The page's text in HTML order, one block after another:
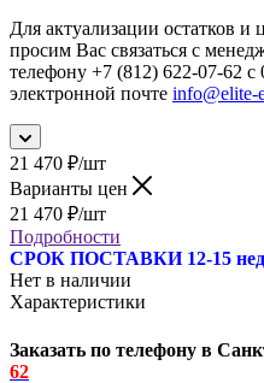
Для актуализации остатков и
просим Вас связаться с
телефону +7 (812) 622-07-62
электронной почте info@elite-
21 470 ₽/шт
Варианты цен
21 470 ₽/шт
Подробности
СРОК ПОСТАВКИ 12-15
Нет в наличии
Характеристики
Заказать по телефону в
62